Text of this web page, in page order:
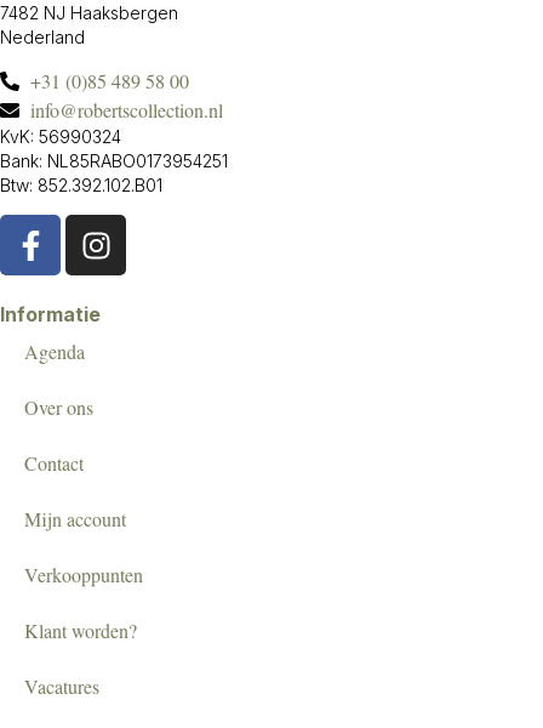
7482 NJ Haaksbergen
Nederland
+31 (0)85 489 58 00
info@robertscollection.nl
KvK: 56990324
Bank: NL85RABO0173954251
Btw: 852.392.102.B01
Informatie
Agenda
Over ons
Contact
Mijn account
Verkooppunten
Klant worden?
Vacatures